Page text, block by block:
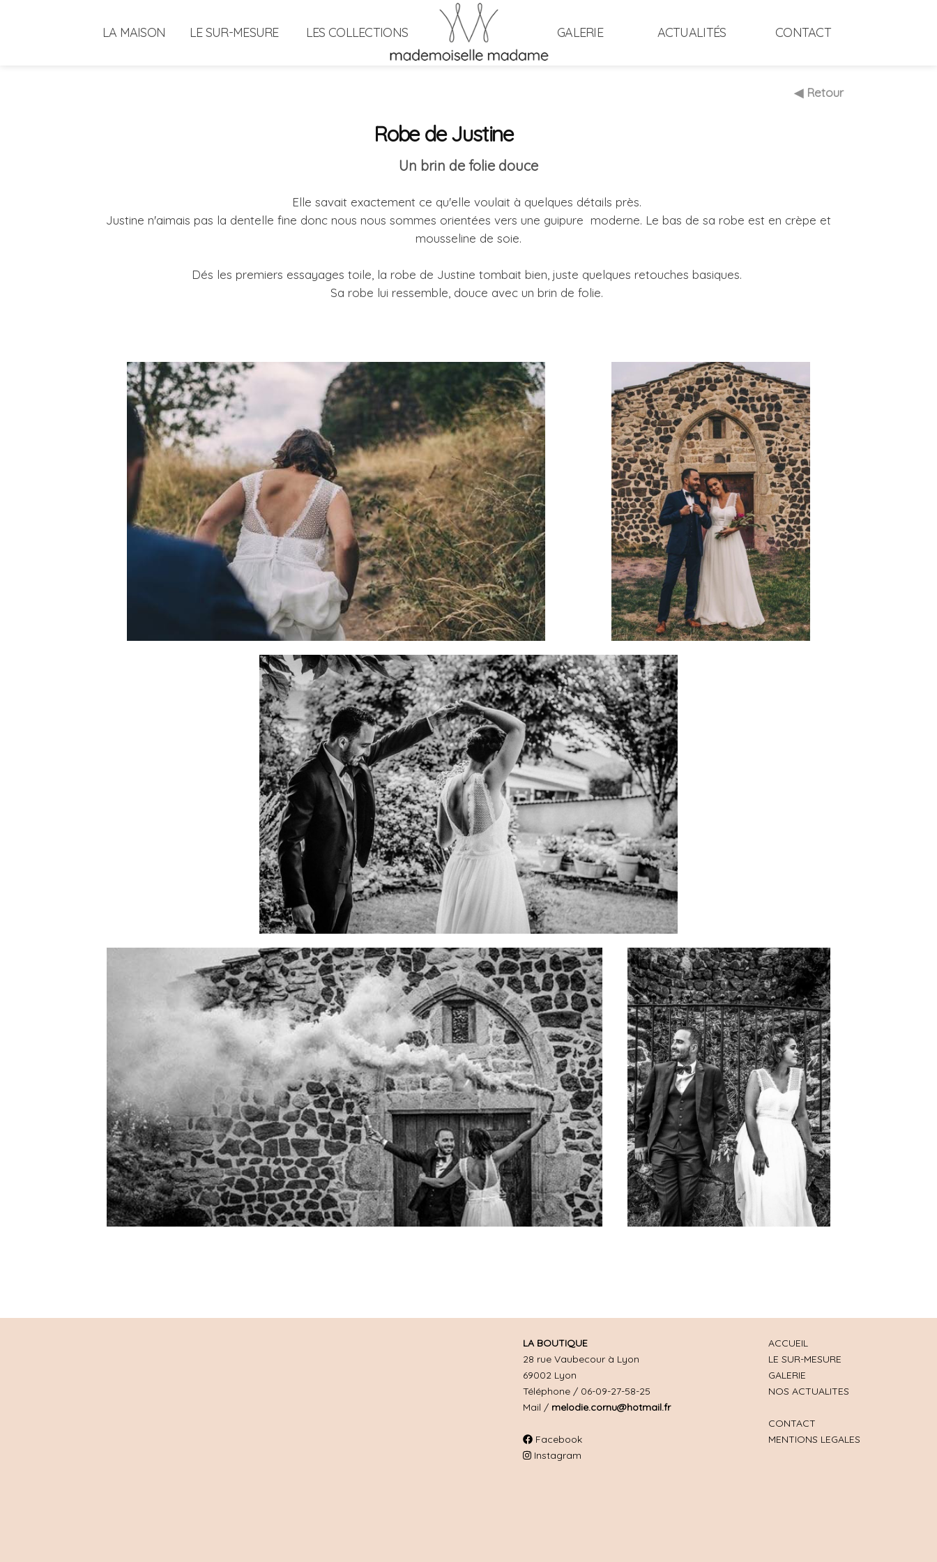
LA MAISON LE SUR-MESURE LES COLLECTIONS GALERIE ACTUALITÉS CONTACT
◀ Retour
Robe de Justine
Un brin de folie douce
Elle savait exactement ce qu'elle voulait à quelques détails près.
Justine n'aimais pas la dentelle fine donc nous nous sommes orientées vers une guipure moderne. Le bas de sa robe est en crèpe et
mousseline de soie.
Dés les premiers essayages toile, la robe de Justine tombait bien, juste quelques retouches basiques.
Sa robe lui ressemble, douce avec un brin de folie.
LA BOUTIQUE
28 rue Vaubecour à Lyon
69002 Lyon
Téléphone / 06-09-27-58-25
Mail / melodie.cornu@hotmail.fr
Facebook
Instagram
ACCUEIL
LE SUR-MESURE
GALERIE
NOS ACTUALITES
CONTACT
MENTIONS LEGALES